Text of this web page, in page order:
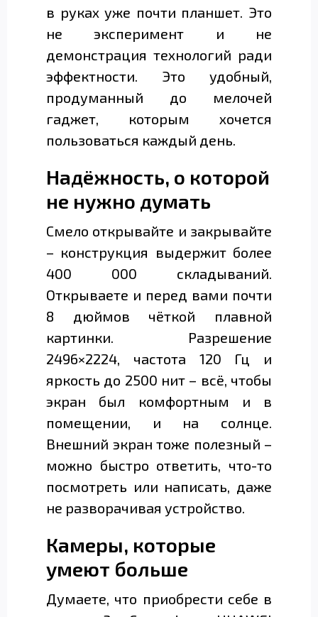
в руках уже почти планшет. Это
не эксперимент и не
демонстрация технологий ради
эффектности. Это удобный,
продуманный до мелочей
гаджет, которым хочется
пользоваться каждый день.
Надёжность, о которой
не нужно думать
Смело открывайте и закрывайте
– конструкция выдержит более
400 000 складываний.
Открываете и перед вами почти
8 дюймов чёткой плавной
картинки. Разрешение
2496×2224, частота 120 Гц и
яркость до 2500 нит – всё, чтобы
экран был комфортным и в
помещении, и на солнце.
Внешний экран тоже полезный –
можно быстро ответить, что-то
посмотреть или написать, даже
не разворачивая устройство.
Камеры, которые
умеют больше
Думаете, что приобрести себе в